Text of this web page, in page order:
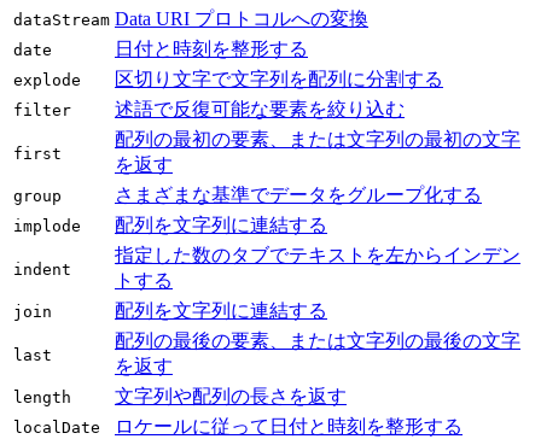
dataStream Data URI プロトコルへの変換
date 日付と時刻を整形する
explode 区切り文字で文字列を配列に分割する
filter 述語で反復可能な要素を絞り込む
first
配列の最初の要素、または文字列の最初の文字
を返す
group さまざまな基準でデータをグループ化する
implode 配列を文字列に連結する
indent
指定した数のタブでテキストを左からインデン
トする
join 配列を文字列に連結する
last
配列の最後の要素、または文字列の最後の文字
を返す
length 文字列や配列の長さを返す
localDate ロケールに従って日付と時刻を整形する